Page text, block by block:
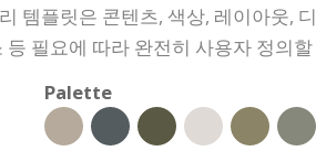
템플릿은 콘텐츠, 색상, 레이아웃,
등 필요에 따라 완전히 사용자 정의
Palette